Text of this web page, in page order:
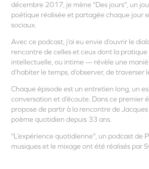
décembre 2017, je mène "Des jours", un
poétique réalisée et partagée chaque jour
sociaux.
Avec ce podcast, j’ai eu envie d’ouvrir le
rencontre de celles et ceux dont la
intellectuelle, ou intime — révèle une
d’habiter le temps, d’observer, de traverser
Chaque épisode est un entretien long, un
conversation et d’écoute. Dans ce premier
propose de partir à la rencontre de Jacques
poème quotidien depuis 33 ans.
"L’expérience quotidienne", un podcast de
musiques et le mixage ont été réalisés par